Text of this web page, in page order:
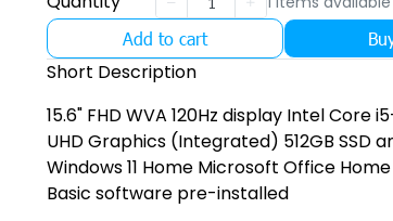
Add to cart
Short Description
15.6" FHD WVA 120Hz display Intel Core
UHD Graphics (Integrated) 512GB SSD
Windows 11 Home Microsoft Office
Basic software pre-installed